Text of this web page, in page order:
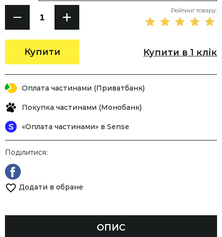
Купити
Рейтинг товару:
Купити в 1 клік
Оплата частинами (Приватбанк)
Покупка частинами (Монобанк)
«Оплата частинами» в Sense
Поділитися:
Додати в обране
ОПИС